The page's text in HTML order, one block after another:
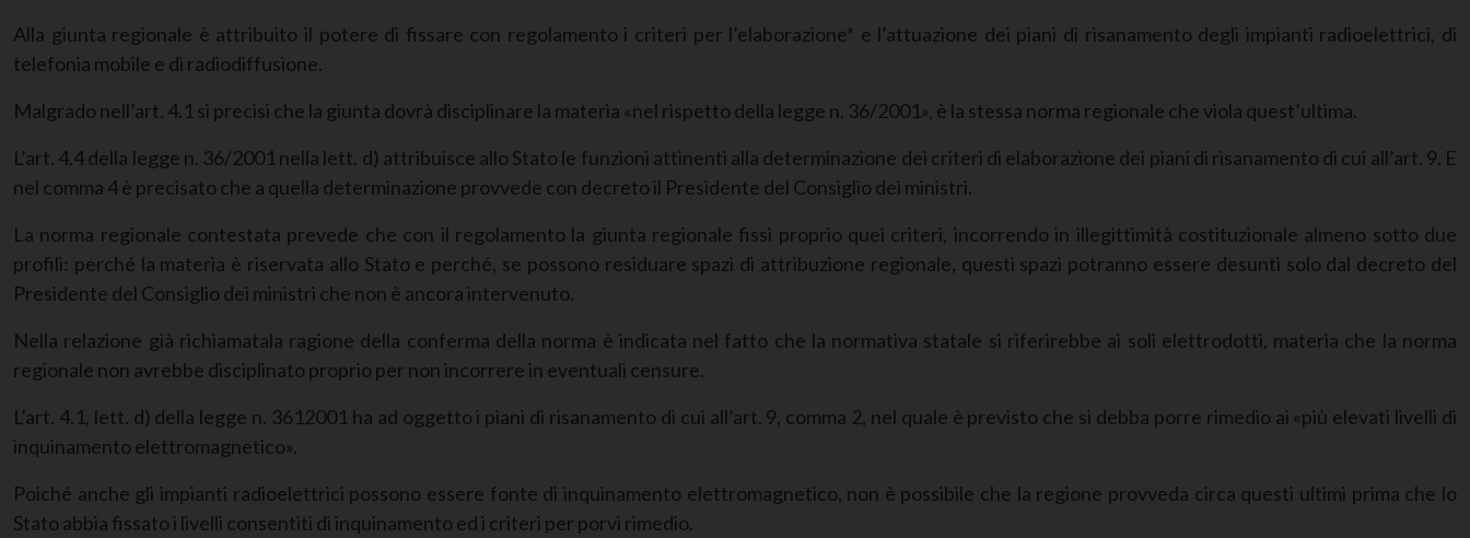
Alla giunta regionale è attribuito il potere di fissare con regolamento i criteri per l’elaborazione* e l’attuazione dei piani di risanamento degli impianti radioelettrici, di
telefonia mobile e di radiodiffusione.
Malgrado nell’art. 4.1 si precisi che la giunta dovrà disciplinare la materia «nel rispetto della legge n. 36/2001», è la stessa norma regionale che viola quest’ultima.
L’art. 4.4 della legge n. 36/2001 nella lett. d) attribuisce allo Stato le funzioni attinenti alla determinazione dei criteri di elaborazione dei piani di risanamento di cui all’art. 9. E
nel comma 4 è precisato che a quella determinazione provvede con decreto il Presidente del Consiglio dei ministri.
La norma regionale contestata prevede che con il regolamento la giunta regionale fissi proprio quei criteri, incorrendo in illegittimità costituzionale almeno sotto due
profili: perché la materia è riservata allo Stato e perché, se possono residuare spazi di attribuzione regionale, questi spazi potranno essere desunti solo dal decreto del
Presidente del Consiglio dei ministri che non è ancora intervenuto.
Nella relazione già richiamatala ragione della conferma della norma è indicata nel fatto che la normativa statale si riferirebbe ai soli elettrodotti, materia che la norma
regionale non avrebbe disciplinato proprio per non incorrere in eventuali censure.
L’art. 4.1, lett. d) della legge n. 3612001 ha ad oggetto i piani di risanamento di cui all’art. 9, comma 2, nel quale è previsto che si debba porre rimedio ai «più elevati livelli di
inquinamento elettromagnetico».
Poiché anche gli impianti radioelettrici possono essere fonte di inquinamento elettromagnetico, non è possibile che la regione provveda circa questi ultimi prima che lo
Stato abbia fissato i livelli consentiti di inquinamento ed i criteri per porvi rimedio.